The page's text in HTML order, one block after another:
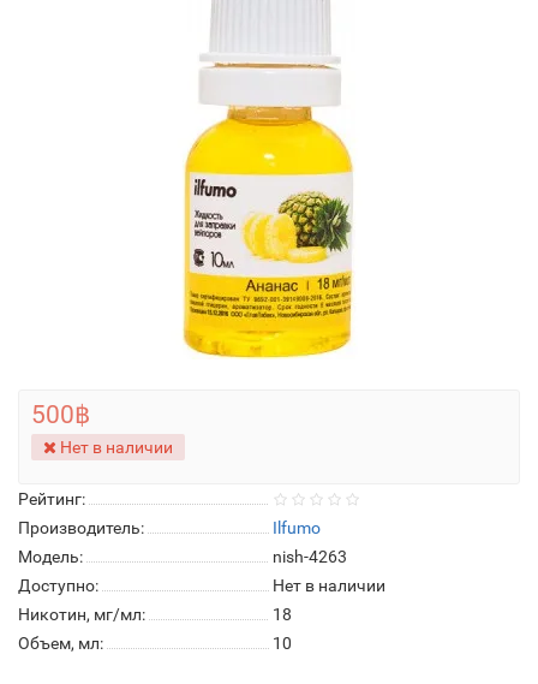
Рейтинг:
Производитель:
Ilfumo
Модель:
nish-4263
Доступно:
Нет в наличии
Никотин, мг/мл:
18
Объем, мл:
10
500฿
Нет в наличии